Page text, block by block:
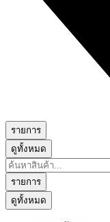
รายการ
ดูทั้งหมด
Search
...
รายการ
ดูทั้งหมด